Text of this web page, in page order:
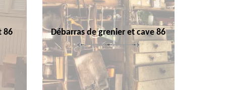
86 Débarras de grenier et cave 86